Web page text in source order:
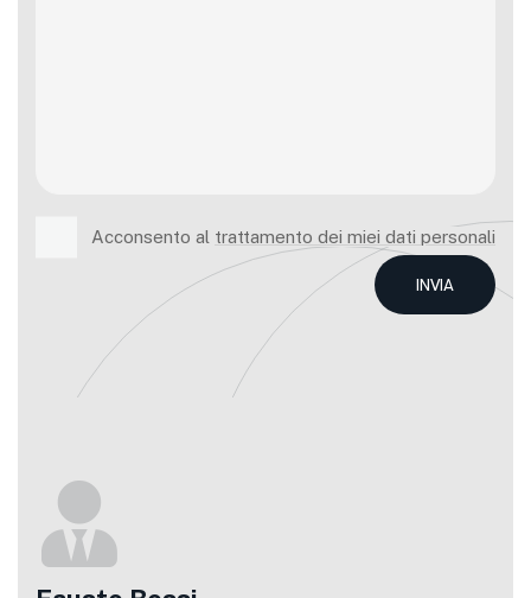
Acconsento al trattamento dei miei dati personali
INVIA